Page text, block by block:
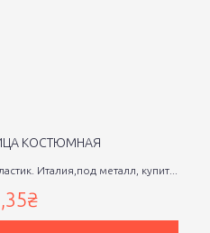
КОСТЮМНАЯ
Италия,под металл, купит...